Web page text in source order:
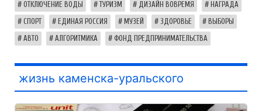
ОТКЛЮЧЕНИЕ ВОДЫ ТУРИЗМ ДИЗАЙН ВОВРЕМЯ НАГРАДА
СПОРТ ЕДИНАЯ РОССИЯ МУЗЕЙ ЗДОРОВЬЕ ВЫБОРЫ
АВТО АЛГОРИТМИКА ФОНД ПРЕДПРИНИМАТЕЛЬСТВА
жизнь каменска-уральского